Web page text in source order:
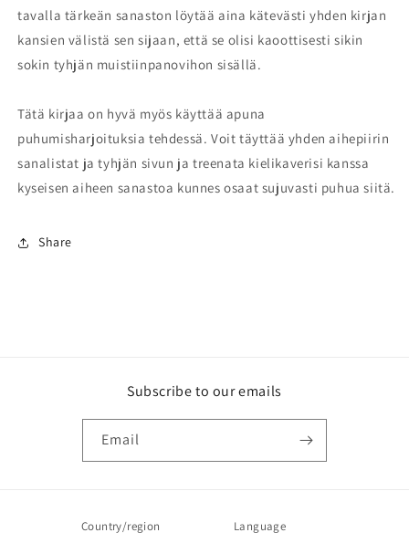
tavalla tärkeän sanaston löytää aina kätevästi yhden kirjan
kansien välistä sen sijaan, että se olisi kaoottisesti sikin
sokin tyhjän muistiinpanovihon sisällä.
Tätä kirjaa on hyvä myös käyttää apuna
puhumisharjoituksia tehdessä. Voit täyttää yhden aihepiirin
sanalistat ja tyhjän sivun ja treenata kielikaverisi kanssa
kyseisen aiheen sanastoa kunnes osaat sujuvasti puhua siitä.
Share
Subscribe to our emails
Email
Country/region Language